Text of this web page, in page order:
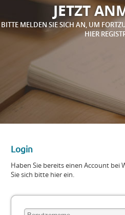
JETZT
BITTE MELDEN SIE SICH AN, UM
HIER
Login
Haben Sie bereits einen Account bei
Sie sich bitte hier ein.